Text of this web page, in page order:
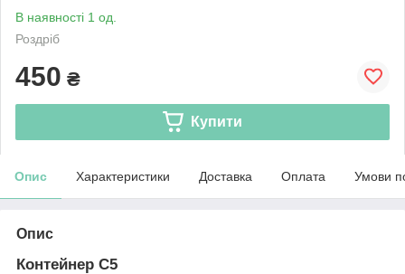
В наявності 1 од.
Роздріб
450 ₴
Купити
Опис Характеристики Доставка Оплата Умови
Опис
Контейнер С5